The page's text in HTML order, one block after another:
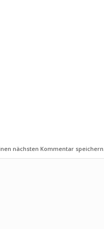
nächsten Kommentar speichern.